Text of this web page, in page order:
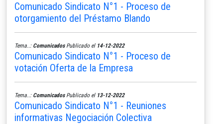
Comunicado Sindicato N°1 - Proceso de
otorgamiento del Préstamo Blando
Tema..: ComunicadosPublicado el 14-12-2022
Comunicado Sindicato N°1 - Proceso de
votación Oferta de la Empresa
Tema..: ComunicadosPublicado el 13-12-2022
Comunicado Sindicato N°1 - Reuniones
informativas Negociación Colectiva